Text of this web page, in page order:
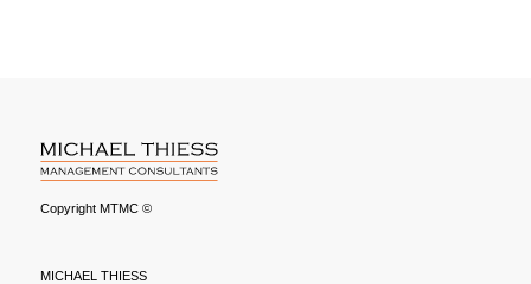
Copyright MTMC ©
MICHAEL THIESS